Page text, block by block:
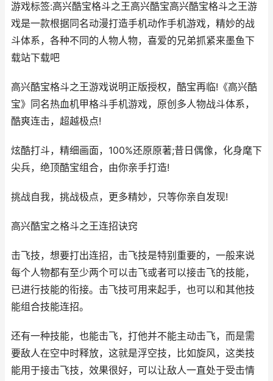
游戏标签:高兴酷宝格斗之王高兴酷宝高兴酷宝格斗之王游
戏是一款根据同名动漫打造手机动作手机游戏，精妙的战
斗体系，各种不同的人物人物，喜爱的兄弟抓紧来墨鱼下
载站下载吧
高兴酷宝格斗之王游戏说明正版授权，酷宝再临!《高兴酷
宝》同名热血机甲格斗手机游戏，原创多人物战斗体系，
酷爽连击，超越极点!
炫酷打斗，精细画面，100%还原原著;昔日偶像，化身麾下
尖兵，绝顶酷宝组合，由你亲手打造!
挑战自我，挑战极点，更多精妙，只等你亲自发现!
高兴酷宝之格斗之王连招诀窍
击飞技，想要打出连招，击飞技是特别重要的，一般来说
每个人物都有至少两个可以击飞或者可以接击飞的技能，
已进行技能的衔接。击飞技可用来起手，也可以和其他技
能组合技能连招。
还有一种技能，也能击飞，打他并不能主动击飞，而是需
要敌人在空中时释放，这就是浮空技，比如旋风，这类技
能用于接击飞技，效果很好，可以让敌人一直处于受击情